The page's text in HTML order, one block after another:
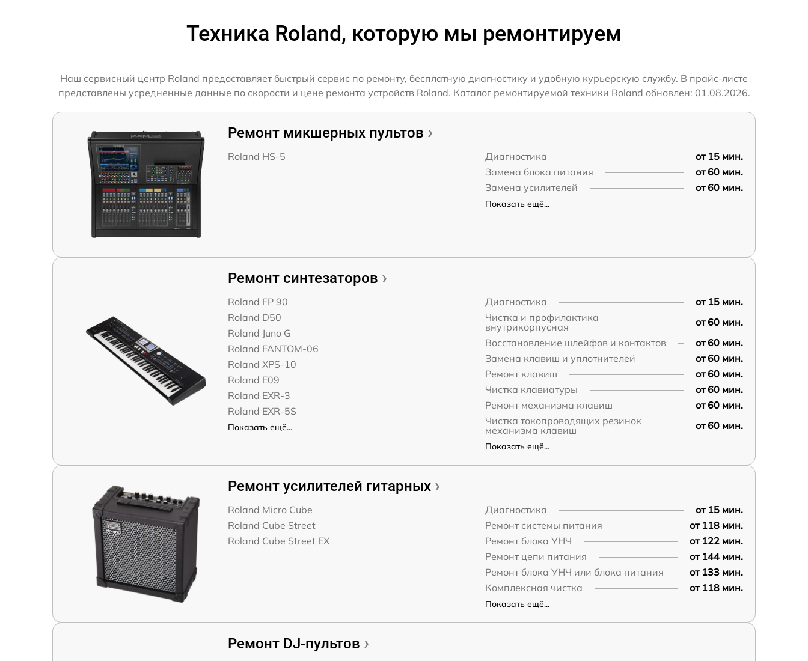
Техника Roland, которую мы ремонтируем
Наш сервисный центр Roland предоставляет быстрый сервис по ремонту, бесплатную диагностику и удобную курьерскую службу. В прайс-листе
представлены усредненные данные по скорости и цене ремонта устройств Roland. Каталог ремонтируемой техники Roland обновлен: 01.08.2026.
Ремонт микшерных пультов
Roland HS-5 Диагностика
от 15 мин.
Замена блока питания
от 60 мин.
Замена усилителей
от 60 мин.
Показать ещё...
Ремонт синтезаторов
Roland FP 90
Roland D50
Roland Juno G
Roland FANTOM-06
Roland XPS-10
Roland E09
Roland EXR-3
Roland EXR-5S
Показать ещё...
Диагностика
от 15 мин.
Чистка и профилактика
внутрикорпусная
от 60 мин.
Восстановление шлейфов и контактов
от 60 мин.
Замена клавиш и уплотнителей
от 60 мин.
Ремонт клавиш
от 60 мин.
Чистка клавиатуры
от 60 мин.
Ремонт механизма клавиш
от 60 мин.
Чистка токопроводящих резинок
механизма клавиш
от 60 мин.
Показать ещё...
Ремонт усилителей гитарных
Roland Micro Cube
Roland Cube Street
Roland Cube Street EX
Диагностика
от 15 мин.
Ремонт системы питания
от 118 мин.
Ремонт блока УНЧ
от 122 мин.
Ремонт цепи питания
от 144 мин.
Ремонт блока УНЧ или блока питания
от 133 мин.
Комплексная чистка
от 118 мин.
Показать ещё...
Ремонт DJ-пультов